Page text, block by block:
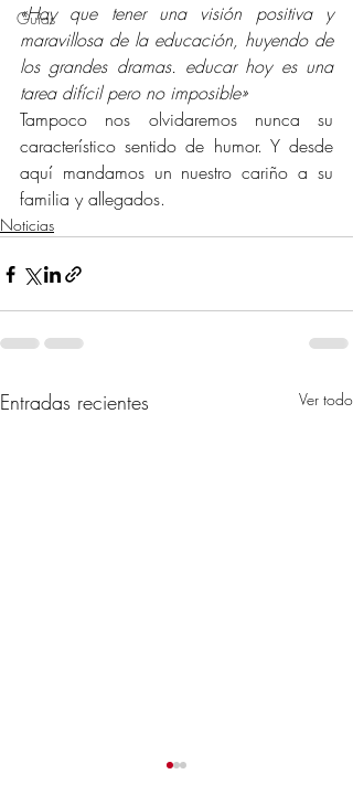
Guías
«Hay que tener una visión positiva y
maravillosa de la educación, huyendo de
los grandes dramas. educar hoy es una
tarea difícil pero no imposible»
Tampoco nos olvidaremos nunca su
característico sentido de humor. Y desde
aquí mandamos un nuestro cariño a su
familia y allegados.
Noticias
Entradas recientes Ver todo